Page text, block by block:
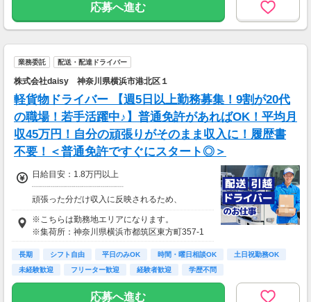
★1年以内で幹部に昇進したメンバーも在籍！
→ 未経験からでもしっかり成長できる仕組み
と、
長く安心して働ける環境が整っています。
「月収50万円以上」を目指す方も
多数活躍しています！
■その他にも豊富な案件あり！
￣￣￣￣￣￣￣￣￣￣￣￣￣￣
⇒日給18,000円～27,000円以上！
▶案件によっては日給27,000円超も可能！
▶安定して稼ぎたい方にピッタリ◎
【台車での配送】
⇒日給17,000円～24,000円！
▶免許不要でスタートOK！
▶未経験から高収入も目指せます！
※普通免許がない方もお気軽にご相談ください
◎
応募へ進む
業務委託 配送・配達ドライバー
株式会社daisy 神奈川県横浜市港北区１
軽貨物ドライバー 【週5日以上勤務募集！9割が20代
の職場！若手活躍中♪】普通免許があればOK！平均月
収45万円！自分の頑張りがそのまま収入に！履歴書
不要！＜普通免許ですぐにスタート◎＞
日給目安：1.8万円以上
┈┈┈┈┈┈┈┈┈┈┈
頑張った分だけ収入に反映されるため、
未経験からでも高収入を目指せます！
平均月収は45万円！
実際に、月収60万円以上を
■24歳／未経験スタート・1年目
※こちらは勤務地エリアになります。
※集荷所：神奈川県横浜市都筑区東方町357-1
長期 シフト自由 平日のみOK 時間・曜日相談OK
土日祝勤務OK
未経験歓迎
フリーター歓迎 経験者歓迎 学歴不問
応募へ進む